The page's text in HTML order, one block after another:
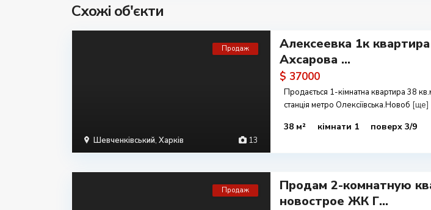
Схожі об'єкти
13
Шевченківський, Харків
Продаж
Алексеевка 1к
Ахсарова ...
$ 37000
Продається 1-кімнатна квартира 38
станція метро Олексіївська.Новоб [ще]
38 м² кімнати 1 поверх 3/9
Продаж
Продам 2-комнатную
новострое ЖК Г...